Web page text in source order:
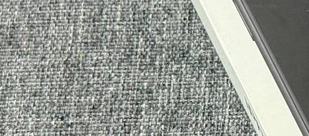
Фото:
ГУ МВД России по Красноярскому краю
В июле в дежурную часть полиции обратился 18-летний